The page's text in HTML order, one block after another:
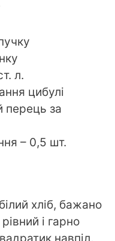
л.
цибулі
перець за
– 0,5 шт.
хліб, бажано
і гарно